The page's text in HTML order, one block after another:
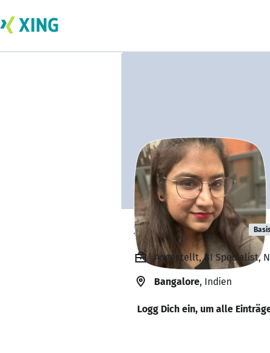
Shanu Pandey
Angestellt, BI Specialist,
Bangalore, Indien
Logg Dich ein, um alle